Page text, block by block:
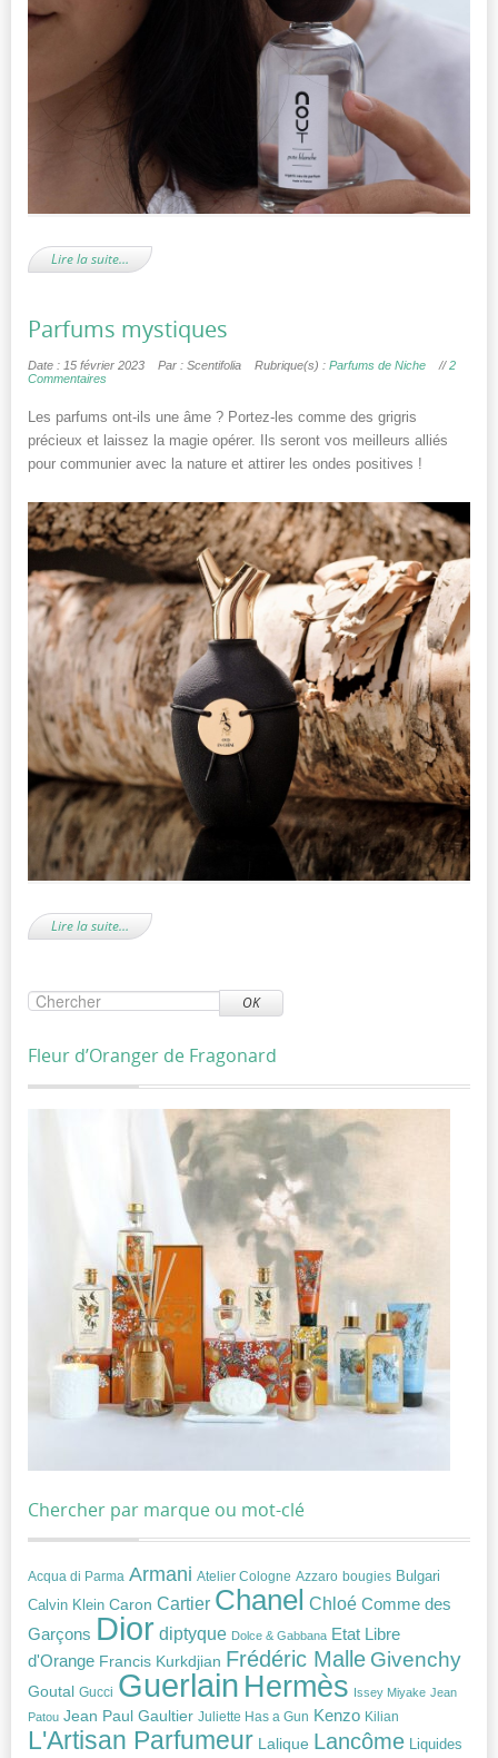
Lire la suite…
Parfums mystiques
Date : 15 février 2023 Par : Scentifolia Rubrique(s) : Parfums de Niche //2
Commentaires
Les parfums ont-ils une âme ? Portez-les comme des grigris
précieux et laissez la magie opérer. Ils seront vos meilleurs alliés
pour communier avec la nature et attirer les ondes positives !
Lire la suite…
OK
Fleur d’Oranger de Fragonard
Chercher par marque ou mot-clé
Acqua di Parma Armani Atelier Cologne Azzaro bougies Bulgari
Calvin Klein Caron Cartier Chanel Chloé Comme des
Garçons Dior diptyque Dolce & Gabbana Etat Libre
d'Orange Francis Kurkdjian Frédéric Malle Givenchy
Goutal Gucci Guerlain Hermès Issey Miyake Jean
Patou Jean Paul Gaultier Juliette Has a Gun Kenzo Kilian
L'Artisan Parfumeur Lalique Lancôme Liquides